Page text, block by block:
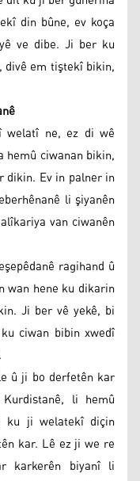
din bûne, ev koça
ve dibe. Ji ber ku
divê em tiştekî bikin,
welatî ne, ez di wê
ciwanan bikin,
dikin. Ev in palner in
li şiyanên
van ciwanên
ragihand û
wan hene ku dikarin
Ji ber vê yekê, bi
ciwan bibin xwedî
û ji bo derfetên kar
li hemû
ku ji welatekî diçin
kar. Lê ez ji we re
karkerên biyanî li